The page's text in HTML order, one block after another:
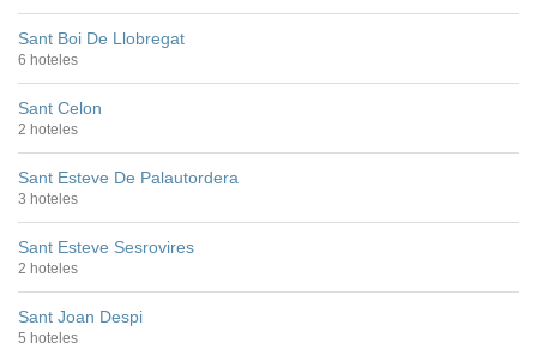
Sant Boi De Llobregat
6 hoteles
Sant Celon
2 hoteles
Sant Esteve De Palautordera
3 hoteles
Sant Esteve Sesrovires
2 hoteles
Sant Joan Despi
5 hoteles